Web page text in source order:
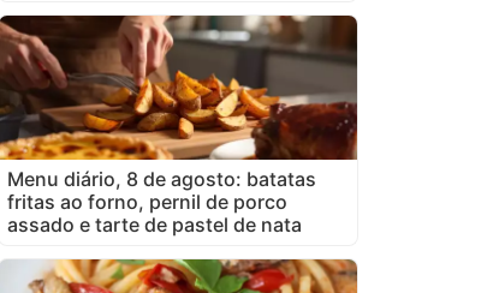
Menu diário, 8 de agosto: batatas
fritas ao forno, pernil de porco
assado e tarte de pastel de nata